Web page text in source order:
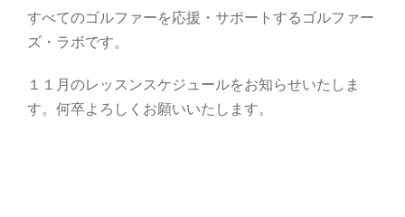
すべてのゴルファーを応援・サポートするゴルファー
ズ・ラボです。
１１月のレッスンスケジュールをお知らせいたしま
す。何卒よろしくお願いいたします。